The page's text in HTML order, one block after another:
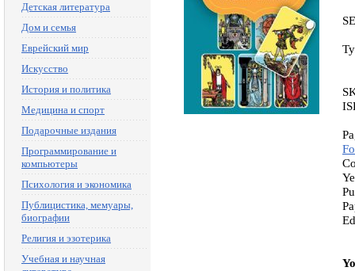
Детская литература
Дом и семья
Еврейский мир
Искусство
История и политика
Медицина и спорт
Подарочные издания
Программирование и
компьютеры
Психология и экономика
Публицистика, мемуары,
биографии
Религия и эзотерика
Учебная и научная